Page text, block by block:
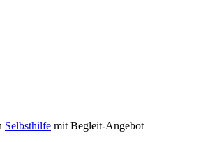
Selbsthilfe mit Begleit-Angebot